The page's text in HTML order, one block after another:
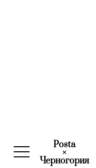
Posta
×
Черногория